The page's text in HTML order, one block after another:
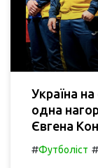
Україна на
одна
Євгена
#Футболіст #